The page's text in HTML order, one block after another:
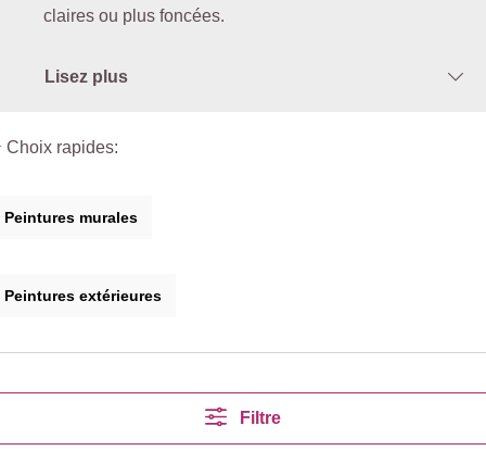
claires ou plus foncées.
Lisez plus
Choix rapides:
Peintures murales
Peintures extérieures
Filtre